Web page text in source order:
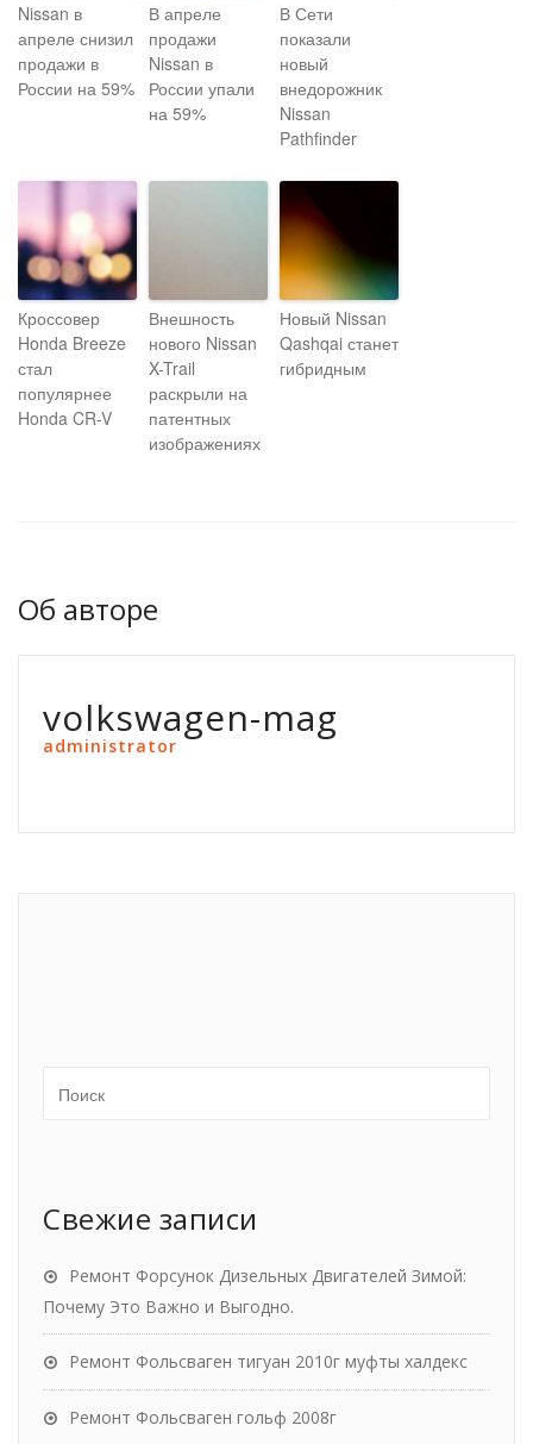
Nissan в
апреле снизил
продажи в
России на 59%
В апреле
продажи
Nissan в
России упали
на 59%
В Сети
показали
новый
внедорожник
Nissan
Pathfinder
Кроссовер
Honda Breeze
стал
популярнее
Honda CR-V
Внешность
нового Nissan
X-Trail
раскрыли на
патентных
изображениях
Новый Nissan
Qashqai станет
гибридным
Об авторе
volkswagen-mag
administrator
Свежие записи
Ремонт Форсунок Дизельных Двигателей Зимой:
Почему Это Важно и Выгодно.
Ремонт Фольсваген тигуан 2010г муфты халдекс
Ремонт Фольсваген гольф 2008г